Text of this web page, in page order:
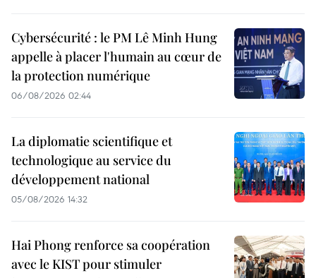
Cybersécurité : le PM Lê Minh Hung
appelle à placer l'humain au cœur de
la protection numérique
06/08/2026 02:44
La diplomatie scientifique et
technologique au service du
développement national
05/08/2026 14:32
Hai Phong renforce sa coopération
avec le KIST pour stimuler